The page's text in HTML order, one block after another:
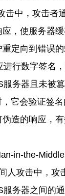
击中，攻击者
，使服务器
定向到错误的
进行数字签名
服务器且未被
它会验证签
造的响应，
in-the-
人攻击中，攻
服务器之间的